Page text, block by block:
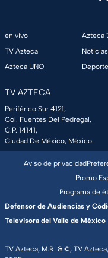
en vivo
TV Azteca
Azteca UNO
Azteca
Noticias
TV AZTECA
Periférico Sur 4121,
Col. Fuentes Del Pedregal,
C.P. 14141,
Ciudad De México, México.
TV Azteca, M.R. & ©, TV
Aviso de privacidad
Promo
Programa de
Defensor de Audiencias y
Televisora del Valle de México